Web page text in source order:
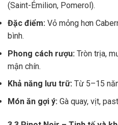
(Saint-Émilion, Pomerol).
Đặc điểm: Vỏ mỏng hơn
bình.
Phong cách rượu: Tròn trịa,
mận chín.
Khả năng lưu trữ: Từ 5–15
Món ăn gợi ý: Gà quay, vịt,